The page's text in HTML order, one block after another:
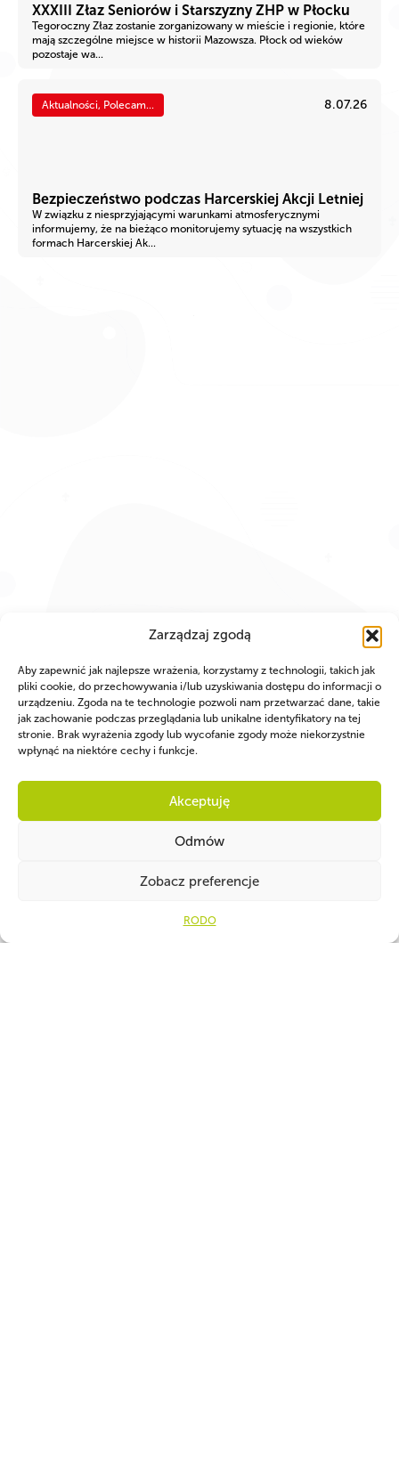
Zarządzaj zgodą
Aby zapewnić jak najlepsze wrażenia, korzystamy z technologii, takich jak
pliki cookie, do przechowywania i/lub uzyskiwania dostępu do informacji o
urządzeniu. Zgoda na te technologie pozwoli nam przetwarzać dane, takie
jak zachowanie podczas przeglądania lub unikalne identyfikatory na tej
stronie. Brak wyrażenia zgody lub wycofanie zgody może niekorzystnie
wpłynąć na niektóre cechy i funkcje.
Akceptuję
Odmów
Zobacz preferencje
RODO
XXXIII Złaz Seniorów i Starszyzny ZHP w Płocku
Tegoroczny Złaz zostanie zorganizowany w mieście i regionie, które
mają szczególne miejsce w historii Mazowsza. Płock od wieków
pozostaje wa...
Aktualności, Polecam... 8.07.26
Bezpieczeństwo podczas Harcerskiej Akcji Letniej
W związku z niesprzyjającymi warunkami atmosferycznymi
informujemy, że na bieżąco monitorujemy sytuację na wszystkich
formach Harcerskiej Ak...